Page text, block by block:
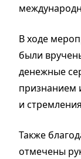
В ходе
были
денежные
признанием
и
Также
отмечены